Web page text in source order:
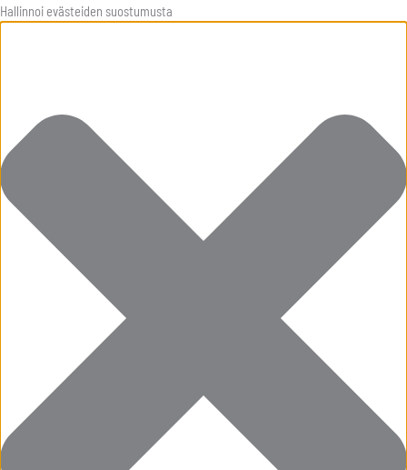
Hallinnoi evästeiden suostumusta
Toiminnalliset
Asetukset
TilastotMarkkinointi
Siirry